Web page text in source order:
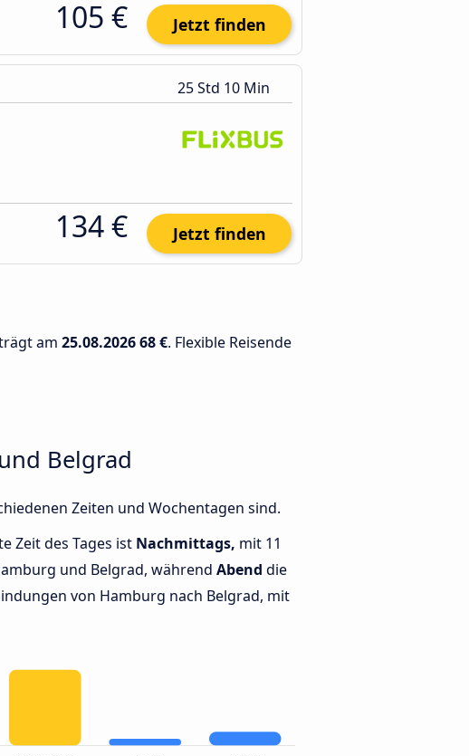
105 € Jetzt finden
25 Std 10 Min
134 € Jetzt finden
am 25.08.202668 €. Flexible Reisende
Belgrad
Zeiten und Wochentagen sind.
Zeit des Tages ist Nachmittags, mit 11
und Belgrad, während Abend die
von Hamburg nach Belgrad, mit